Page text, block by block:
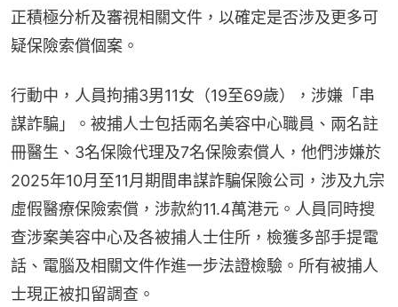
正積極分析及審視相關文件，以確定是否涉及更多可
疑保險索償個案。
行動中，人員拘捕3男11女（19至69歲），涉嫌「串
謀詐騙」。被捕人士包括兩名美容中心職員、兩名註
冊醫生、3名保險代理及7名保險索償人，他們涉嫌於
2025年10月至11月期間串謀詐騙保險公司，涉及九宗
虛假醫療保險索償，涉款約11.4萬港元。人員同時搜
查涉案美容中心及各被捕人士住所，檢獲多部手提電
話、電腦及相關文件作進一步法證檢驗。所有被捕人
士現正被扣留調查。